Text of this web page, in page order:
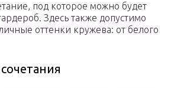
под которое можно будет
Здесь также допустимо
оттенки кружева: от белого